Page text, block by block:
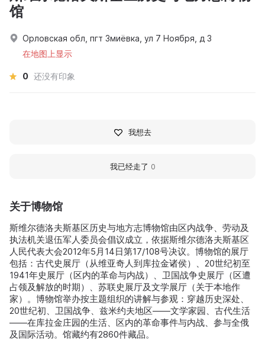
关于博物馆
斯维尔德洛夫斯基区历史与地方志博物馆由区内战争、劳动及
执法机关退伍军人委员会倡议成立，依据斯维尔德洛夫斯基区
人民代表大会2012年5月14日第17/108号决议。博物馆的展厅
包括：古代史展厅（从维亚奇人到库拉金诸侯）、20世纪初至
1941年史展厅（区内的革命与内战）、卫国战争史展厅（区遭
占领及解放的时期）、苏联史展厅及文学展厅（关于本地作
家）。博物馆举办按主题组织的讲解与参观：穿越历史深处、
20世纪初、卫国战争、兹米约夫地区——文学家园、古代生活
——在库拉金庄园的生活、区内的革命事件与内战、参与全俄
及国际活动。馆藏约有2860件藏品。
馆
Орловская обл, пгт Змиёвка, ул 7 Ноября, д 3
在地图上显示
0 还没有印象
我想去
我已经走了 0